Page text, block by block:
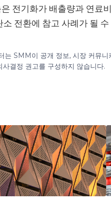
전기화가 배출량과 연료
전환에 참고 사례가 될
는 SMM이 공개 정보, 시장 커뮤
결정 권고를 구성하지 않습니다.